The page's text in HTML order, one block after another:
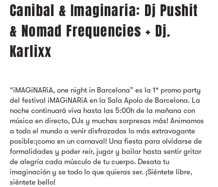
Canibal & Imaginaria: Dj Pushit
& Nomad Frequencies + Dj.
Karlixx
“iMAGiNARiA, one night in Barcelona” es la 1ª promo party
del festival iMAGiNARiA en la Sala Apolo de Barcelona. La
noche continuará viva hasta las 5:00h de la mañana con
música en directo, DJs y muchas sorpresas más! Animamos
a todo el mundo a venir disfrazados lo más extravagante
posible:¡como en un carnaval! Una fiesta para olvidarse de
formalidades y poder reír, jugar y bailar hasta sentir gritar
de alegría cada músculo de tu cuerpo. Desata tu
imaginación y se todo lo que quieras ser. ¡Siéntete libre,
siéntete bello!